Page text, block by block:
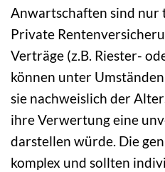
Anwartschaften sind nur
Private
Verträge (z.B. Riester-
können unter
sie nachweislich der
ihre Verwertung eine
darstellen würde. Die
komplex und sollten